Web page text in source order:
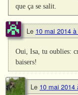
que ça se salit.
Le 10 mai 2014
Oui, Isa, tu oublies:
baisers!
Le 10 mai 2014